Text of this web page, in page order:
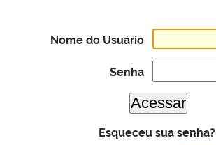
Nome do Usuário
Senha
Esqueceu sua senha?